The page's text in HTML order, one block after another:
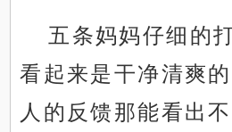
五条妈妈仔细的
看起来是干净清爽
人的反馈那能看出